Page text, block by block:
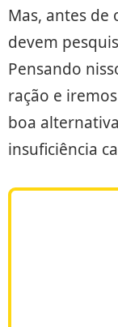
Mas, antes de
devem
Pensando
ração e
boa
insuficiência